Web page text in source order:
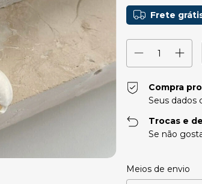
Frete
Compra
Seus dados
Trocas e
Se não
Entregas para o CEP:
Meios de envio